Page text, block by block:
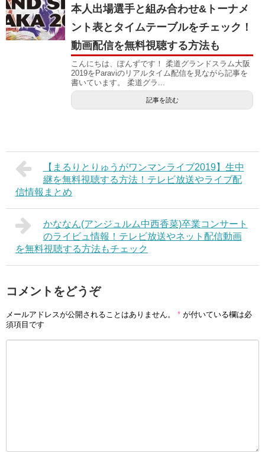
本人出場選手と組み合わせ&トーナメ
ント表とタイムテーブルをチェック！
動画配信を無料視聴する方法も
こんにちは、ぽんずです！ 柔道グランドスラム大阪
2019をParaviのリアルタイム配信を見ながら記事を
書いています。 柔道グラ...
記事を読む
【まるりとりゅうがワンマンライブ2019】生中
継を無料視聴する方法！テレビ放送やライブ配
信情報まとめ
かななん(アンジュルム中西香菜)卒業コンサート
のライビュ情報！テレビ放送やネット配信動画
を無料視聴する方法もチェック
コメントをどうぞ
メールアドレスが公開されることはありません。 * が付いている欄は必
須項目です